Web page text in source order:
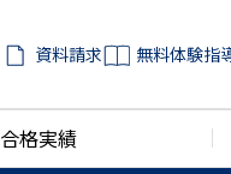
資料請求 無料体験指
合格実績